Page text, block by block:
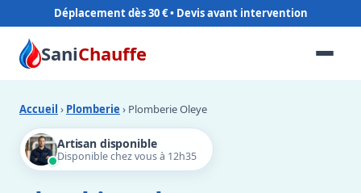
Déplacement dès 30 €
SaniChauffe
Accueil › Plomberie › Plomberie Oleye
Artisan disponible
Disponible chez vous à 12h35